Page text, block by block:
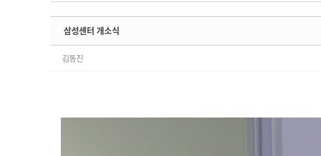
삼성센터 개소식
김동진